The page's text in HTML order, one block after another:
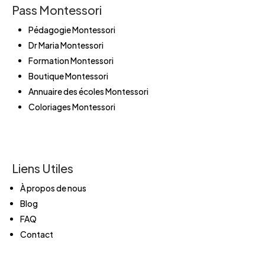
Pass Montessori
Pédagogie Montessori
Dr Maria Montessori
Formation Montessori
Boutique Montessori
Annuaire des écoles Montessori
Coloriages Montessori
Liens Utiles
À propos de nous
Blog
FAQ
Contact